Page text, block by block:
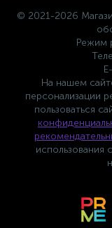
© 2021-2026
Режим
На нашем
персонализации
пользоваться
использования